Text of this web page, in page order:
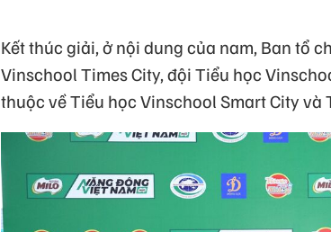
Kết thúc giải, ở nội dung của nam, Ban tổ
Vinschool Times City, đội Tiểu học
thuộc về Tiểu học Vinschool Smart City và